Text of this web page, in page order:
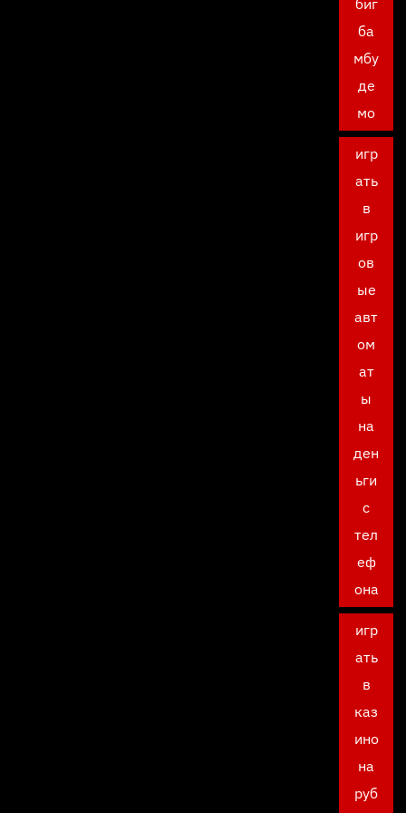
биг
ба
мбу
де
мо
игр
ать
в
игр
ов
ые
авт
ом
ат
ы
на
ден
ьги
с
тел
еф
она
игр
ать
в
каз
ино
на
руб